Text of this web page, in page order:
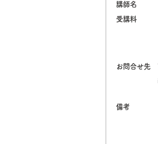
講師名
受講料
お問合せ先
備考